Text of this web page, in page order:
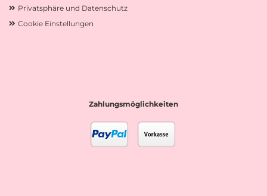
Privatsphäre und Datenschutz
Cookie Einstellungen
Zahlungsmöglichkeiten